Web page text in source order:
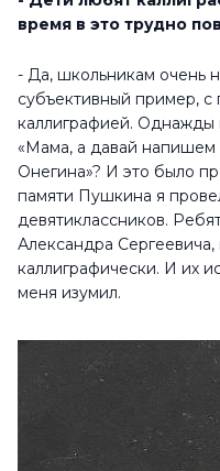
время в это трудно
- Да, школьникам очень
субъективный пример, с
каллиграфией. Однажды
«Мама, а давай напишем
Онегина»? И это было
памяти Пушкина я
девятиклассников.
Александра Сергеевича,
каллиграфически. И их
меня изумил.